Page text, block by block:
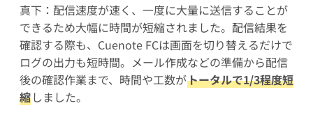
真下：配信速度が速く、一度に大量に送信することが
できるため大幅に時間が短縮されました。配信結果を
確認する際も、Cuenote FCは画面を切り替えるだけで
ログの出力も短時間。メール作成などの準備から配信
後の確認作業まで、時間や工数がトータルで1/3程度短
縮しました。